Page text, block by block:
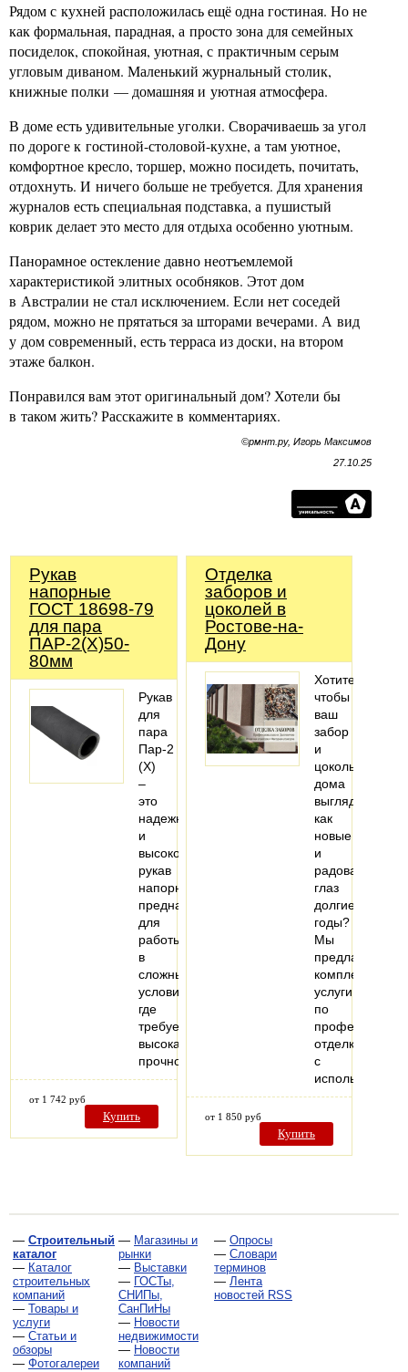
Рядом с кухней расположилась ещё одна гостиная. Но не
как формальная, парадная, а просто зона для семейных
посиделок, спокойная, уютная, с практичным серым
угловым диваном. Маленький журнальный столик,
книжные полки — домашняя и уютная атмосфера.
В доме есть удивительные уголки. Сворачиваешь за угол
по дороге к гостиной-столовой-кухне, а там уютное,
комфортное кресло, торшер, можно посидеть, почитать,
отдохнуть. И ничего больше не требуется. Для хранения
журналов есть специальная подставка, а пушистый
коврик делает это место для отдыха особенно уютным.
Панорамное остекление давно неотъемлемой
характеристикой элитных особняков. Этот дом
в Австралии не стал исключением. Если нет соседей
рядом, можно не прятаться за шторами вечерами. А вид
у дом современный, есть терраса из доски, на втором
этаже балкон.
Понравился вам этот оригинальный дом? Хотели бы
в таком жить? Расскажите в комментариях.
©рмнт.ру, Игорь Максимов
27.10.25
Рукав
напорные
ГОСТ 18698-79
для пара
ПАР-2(Х)50-
80мм
Рукав
для
пара
Пар-2
(X)
–
это
надежный
и
высококачественный
рукав
напорный,
предназначенный
для
работы
в
сложных
условиях,
где
требуется
высокая
прочность…
от 1 742 руб
Купить
Отделка
заборов и
цоколей в
Ростове-на-
Дону
Хотите,
чтобы
ваш
забор
и
цоколь
дома
выглядели
как
новые
и
радовали
глаз
долгие
годы?
Мы
предлагаем
комплексные
услуги
по
отделке
с
от 1 850 руб
Купить
— Строительный
каталог
— Каталог
строительных
компаний
— Товары и
услуги
— Статьи и
обзоры
— Фотогалереи
— Магазины и
рынки
— Выставки
— ГОСТы,
СНИПы,
СанПиНы
— Новости
недвижимости
— Новости
компаний
— Опросы
— Словари
терминов
— Лента
новостей RSS